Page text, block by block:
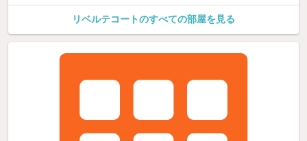
リベルテコートのすべての部屋を見る